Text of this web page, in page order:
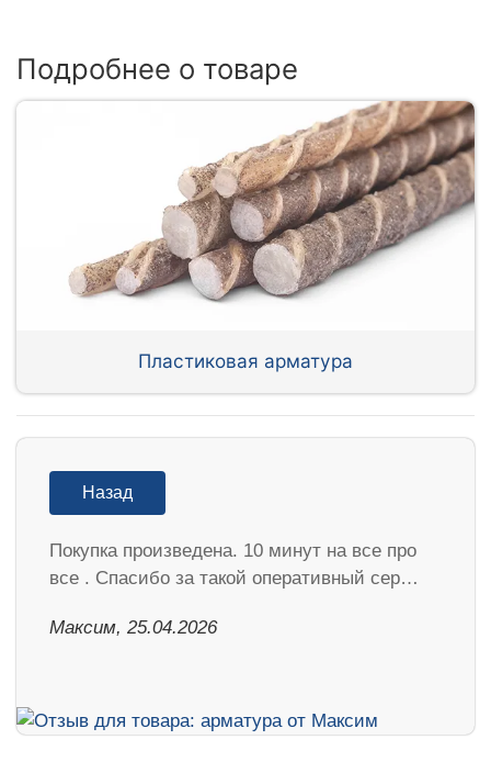
Подробнее о товаре
Пластиковая арматура
Назад
Покупка произведена. 10 минут на все про
все . Спасибо за такой оперативный сер…
Максим, 25.04.2026